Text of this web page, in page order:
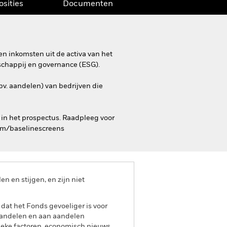
Documenten
inkomsten uit de activa van het
en governance (ESG).
aandelen) van bedrijven die
het prospectus. Raadpleeg voor
baselinescreens
en stijgen, en zijn niet
het Fonds gevoeliger is voor
en aan aandelen